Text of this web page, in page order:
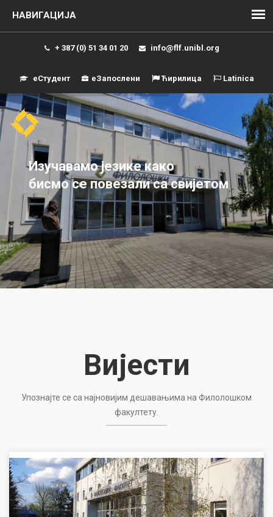
+ 387 (0) 51 34 01 20 info@flf.unibl.org
еСтудент еЗапослени Ћирилица Latinica
Изучавамо језике како
бисмо се повезали са свијетом
Вијести
Упознајте се са најновијим дешавањима на Филолошком
факултету.